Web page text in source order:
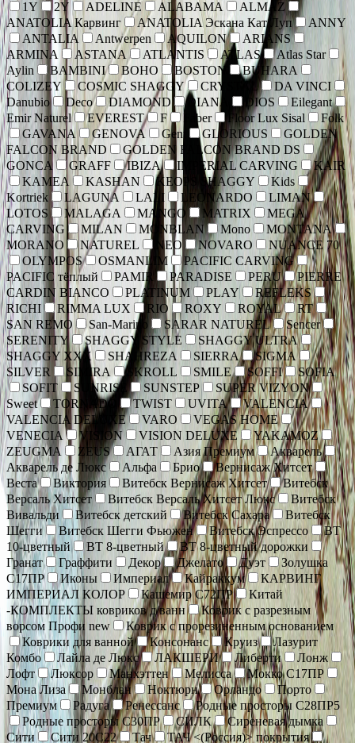
1Y
2Y ADELINE ALABAMA
ALMAZ
ANATOLIA Карвинг
ANATOLIA Эскана Кат Луп
ANNY
ANTALIA
Antwerpen AQUILON
ARIANS
ARMINA
ASTANA ATLANTIS ATLAS
Atlas Star
Aylin
BAMBINI BOHO BOSTON
BUHARA
COLIZEY
COSMIC SHAGGY CRYSTAL
DA VINCI
Danubio
Deco DIAMOND DIANA DIOS
Eilegant
Emir Naturel
EVEREST F Faber Floor Lux Sisal
Folk
GAVANA
GENOVA Gent GLORIOUS
GOLDEN
FALCON BRAND
GOLDEN FALCON BRAND DS
GONCA
GRAFF IBIZA IMPERIAL CARVING
KAIR
KAMEA
KASHAN KEOPS SHAGGY
Kids
Kortriek
LAGUNA LALI LEONARDO
LIMAN
LOTOS
MALAGA MANGO MATRIX
MEGA
CARVING
MILAN MONBLAN Mono
MONTANA
MORANO
NATUREL NEO NOVARO
NUANCE 70
OLYMPOS
OSMANLIM
PACIFIC CARVING
PACIFIC тёплый
PAMIR PARADISE PERU
PIERRE
CARDIN BIANCO
PLATINUM PLAY
REFLEKS
RICHI
RIMMA LUX RIO ROXY ROYAL
RT
SAN REMO
San-Marino SARAR NATUREL
Sencer
SERENITY
SHAGGY STYLE
SHAGGY ULTRA
SHAGGY XXX
SHAHREZA SIERRA
SIGMA
SILVER
SIMIRA SKROLL SMILE SOFFI
SOFIA
SOFIT
SUNRISE SUNSTEP
SUPER VIZYON
Sweet
TORNADO TWIST UVITA
VALENCIA
VALENCIA DELUXE
VARO
VEGAS HOME
VENECIA
VISION VISION DELUXE
YAKAMOZ
ZEUGMA
ZEUS АГАТ Азия Премиум
Акварель
Акварель де Люкс
Альфа Брио
Вернисаж Хитсет
Веста
Виктория Витебск Вернисаж Хитсет
Витебск
Версаль Хитсет
Витебск Версаль Хитсет Люкс
Витебск
Вивальди
Витебск детский Витебск Сахара
Витебск
Шегги
Витебск Шегги Фьюжен Витебск Эспрессо
ВТ
10-цветный
ВТ 8-цветный
ВТ 8-цветный дорожки
Гранат
Граффити Декор Джелато Дуэт
Золушка
С17ПР
Иконы Империал Кайраккум
КАРВИНГ
ИМПЕРИАЛ КОЛОР
Кашемир С72ПР
Китай
-КОМПЛЕКТЫ ковриков д/ванн
Коврик c разрезным
ворсом Профи new
Коврик с прорезиненным основанием
Коврики для ванной
Консонанс Круиз
Лазурит
Комбо
Лайла де Люкс ЛАКШЕРИ Либерти
Лонж
Лофт
Люксор Манхэттен Мелисса
Мокко С17ПР
Мона Лиза
Монблан Ноктюрн Орландо
Порто
Премиум
Радуга Ренессанс
Родные просторы С28ПР5
Родные просторы С30ПР
СИЛК
Сиреневая дымка
Сити
Сити 20С22 Тач ТАЧ <(Россия)> покрытия